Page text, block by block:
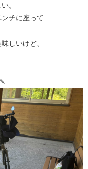
。
チに座って
しいけど、